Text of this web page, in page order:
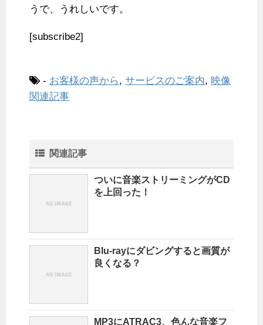
うで、うれしいです。
[subscribe2]
- お客様の声から, サービスのご案内, 映像
関連記事
関連記事
ついに音楽ストリーミングがCD
を上回った！
Blu-rayにダビングすると画質が
良くなる？
MP3にATRAC3、色んな音楽フ